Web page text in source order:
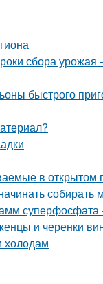
сбора урожая
быстрого
в открытом
собирать
суперфосфата
и черенки
холодам